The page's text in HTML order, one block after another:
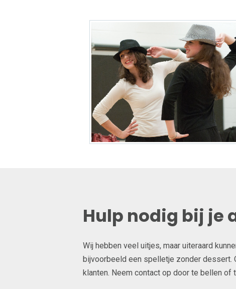
Hulp nodig bij je
Wij hebben veel uitjes, maar uiteraard
bijvoorbeeld een spelletje zonder dessert.
klanten. Neem contact op door te bellen of